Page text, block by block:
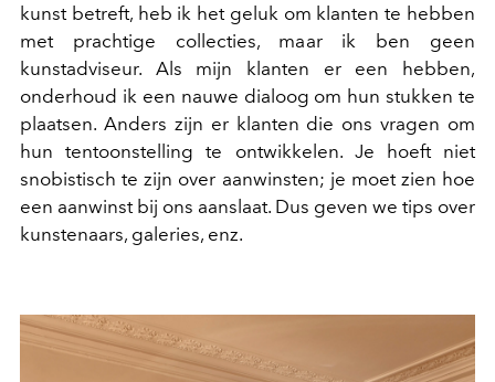
kunst betreft, heb ik het geluk om klanten te hebben
met prachtige collecties, maar ik ben geen
kunstadviseur. Als mijn klanten er een hebben,
onderhoud ik een nauwe dialoog om hun stukken te
plaatsen. Anders zijn er klanten die ons vragen om
hun tentoonstelling te ontwikkelen. Je hoeft niet
snobistisch te zijn over aanwinsten; je moet zien hoe
een aanwinst bij ons aanslaat. Dus geven we tips over
kunstenaars, galeries, enz.